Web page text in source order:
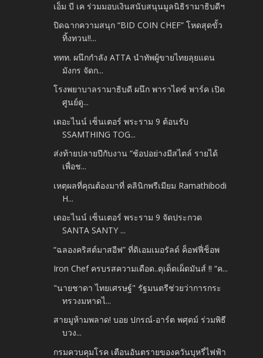
เอ็ม บี เค ร่วมมอบเงินสนับสนุนมูลนิธิรามาธิบดีฯ
ปิดฉากความสนุก “BID COIN CHEF” โหดสุดขั้ว
ทิ้งทวน!!...
ททท. ผนึกกำลัง ATTA นำทัพผู้ขายไทยลุยแดน
มังกร จัดก...
โรงพยาบาลรามาธิบดี ผนึก พาราไดซ์ พาร์ค เปิด
ศูนย์ดู...
เดอะไนน์ เซ็นเตอร์ พระราม 9 ต้อนรับ
SSAMTHING TOG...
ส่งท้ายปลายปีกับงาน “ช้อปอย่างมีสไตล์ รายได้
เพื่อช...
เหตุผลที่คุณต้องมาที่ คลินิกพรีเมียม Ramathibodi
H...
เดอะไนน์ เซ็นเตอร์ พระราม 9 จัดประกวด
SANTA SANTY ...
“ฉลองคริสต์มาสอีฟ” ที่ดิเอมเมอรัลด์ ค็อฟฟี่ช็อพ
Iron Chef ครบรสความเดือด..ดุเด็ดเผ็ดมันส์ !! “ค...
"นายชาดา ไทยเศรษฐ์" รัฐมนตรีช่วยว่าการกระ
ทรวงมหาดไ...
สายมูห้ามพลาด! บอย ปกรณ์-อาร์ต พศุตม์ ร่วมพิธี
บวง...
กรมควบคุมโรค เตือนอันตรายของควันบุหรี่ไฟฟ้า